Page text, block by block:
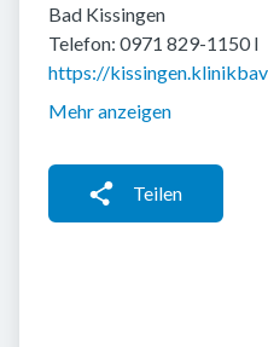
Bad Kissingen
Telefon: 0971 829-1150 I
https://
Mehr anzeigen
Teilen